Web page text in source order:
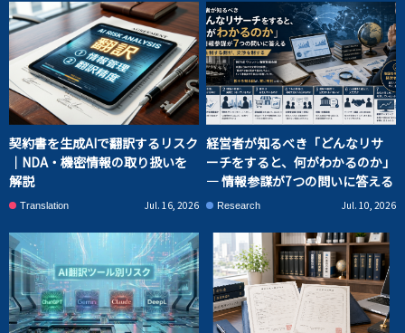
契約書を生成AIで翻訳するリスク
｜NDA・機密情報の取り扱いを
解説
Translation Jul. 16, 2026
経営者が知るべき「どんなリサ
ーチをすると、何がわかるのか」
― 情報参謀が7つの問いに答える
Research Jul. 10, 2026